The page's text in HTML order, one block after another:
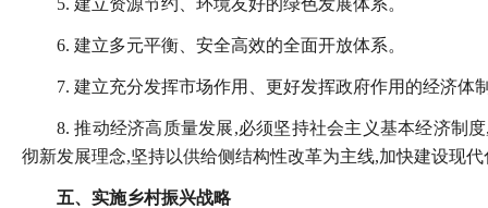
5. 建立资源节约、环境友好的绿色发展体系。
6. 建立多元平衡、安全高效的全面开放体系。
7. 建立充分发挥市场作用、更好发挥政府作用的经济体
8. 推动经济高质量发展,必须坚持社会主义基本经济制
彻新发展理念,坚持以供给侧结构性改革为主线,加快建设现
五、实施乡村振兴战略